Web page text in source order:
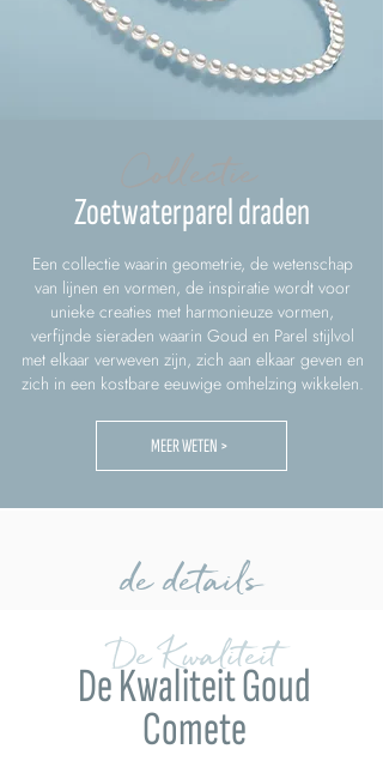
Zoetwaterparel draden
Een collectie waarin geometrie, de wetenschap
van lijnen en vormen, de inspiratie wordt voor
unieke creaties met harmonieuze vormen,
verfijnde sieraden waarin Goud en Parel stijlvol
met elkaar verweven zijn, zich aan elkaar geven en
zich in een kostbare eeuwige omhelzing wikkelen.
MEER WETEN >
de details
De Kwaliteit
De Kwaliteit Goud
Comete